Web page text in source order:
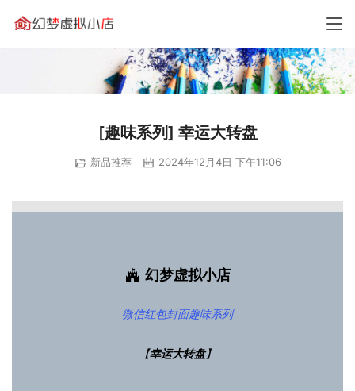
[趣味系列] 幸运大转盘
新品推荐 2024年12月4日 下午11:06
幻梦虚拟小店
微信红包封面趣味系列
【幸运大转盘】